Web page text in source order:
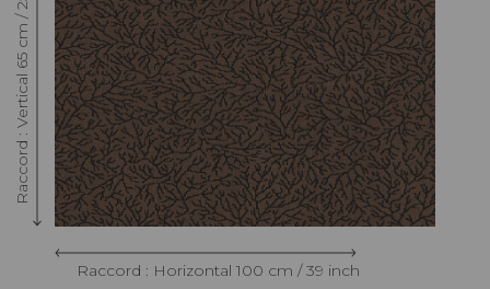
Raccord : Vertical 65 cm / 25.59 inch
Raccord : Horizontal 100 cm / 39 inch